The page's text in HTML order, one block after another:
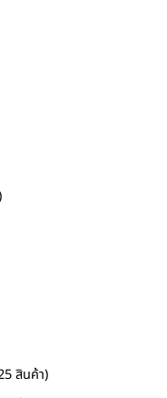
สินค้า